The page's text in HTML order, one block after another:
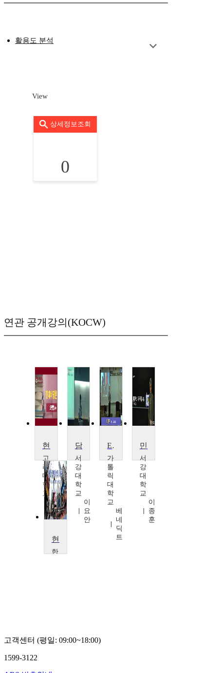
활용도 분석
View
상세정보조회
0
연관 공개강의(KOCW)
고
려
대
학
교
오
형
엽
서
강
대
학
교
이
요
안
EU 연구
가
톨
릭
대
학
교
베
네
딕
트
서
강
대
학
교
이
종
훈
한
고객센터 (평일: 09:00~18:00)
1599-3122